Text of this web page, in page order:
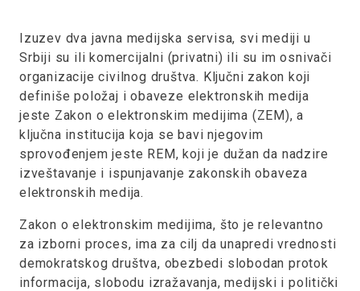
Izuzev dva javna medijska servisa, svi mediji u
Srbiji su ili komercijalni (privatni) ili su im osnivači
organizacije civilnog društva. Ključni zakon koji
definiše položaj i obaveze elektronskih medija
jeste Zakon o elektronskim medijima (ZEM), a
ključna institucija koja se bavi njegovim
sprovođenjem jeste REM, koji je dužan da nadzire
izveštavanje i ispunjavanje zakonskih obaveza
elektronskih medija.
Zakon o elektronskim medijima, što je relevantno
za izborni proces, ima za cilj da unapredi vrednosti
demokratskog društva, obezbedi slobodan protok
informacija, slobodu izražavanja, medijski i politički